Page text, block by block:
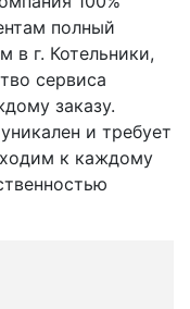
полный
в г. Котельники,
сервиса
заказу.
и требует
к каждому